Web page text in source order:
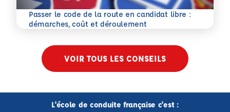
Passer le code de la route en candidat libre :
démarches, coût et déroulement
En savoir plus
VOIR TOUS LES CONSEILS
L'école de conduite française c'est :